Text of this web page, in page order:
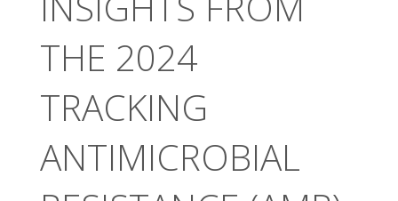
THE 2024
TRACKING
ANTIMICROBIAL